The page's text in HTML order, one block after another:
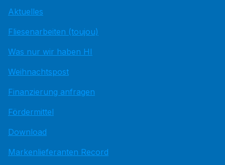
Aktuelles
Fliesenarbeiten (toujou)
Was nur wir haben HI
Weihnachtspost
Finanzierung anfragen
Fördermittel
Download
Markenlieferanten Record